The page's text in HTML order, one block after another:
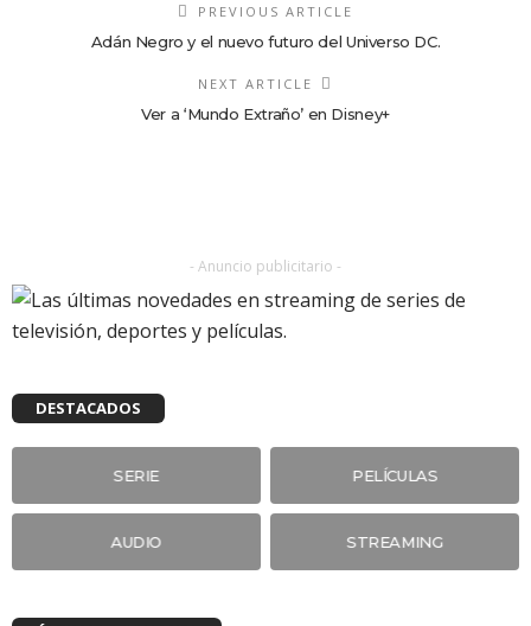
PREVIOUS ARTICLE
Adán Negro y el nuevo futuro del Universo DC.
NEXT ARTICLE
Ver a ‘Mundo Extraño’ en Disney+
- Anuncio publicitario -
DESTACADOS
SERIE PELÍCULAS
AUDIO STREAMING